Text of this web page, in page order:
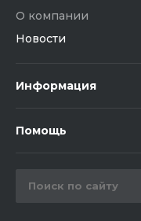
О компании
Новости
Информация
Помощь